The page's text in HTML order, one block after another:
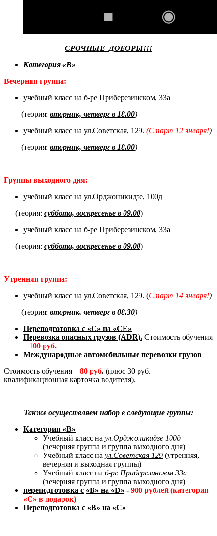
СРОЧНЫЕ ДОБОРЫ!!!
Категория «В»
Вечерняя группа:
учебный класс на б-ре Приберезинском, 33а
(теория: вторник, четверг в 18.00)
учебный класс на ул.Советская, 129. (Старт 12 января!)
(теория: вторник, четверг в 18.00)
Группы выходного дня:
учебный класс на ул.Орджоникидзе, 100д
(теория: суббота, воскресенье в 09.00)
учебный класс на б-ре Приберезинском, 33а
(теория: суббота, воскресенье в 09.00)
Утренняя группа:
учебный класс на ул.Советская, 129. (Старт 14 января!)
(теория: вторник, четверг в 08.30)
Переподготовка с «С» на «СЕ»
Перевозка опасных грузов (АDR). Стоимость обучения
– 100 руб.
Международные автомобильные перевозки грузов
Стоимость обучения – 80 руб. (плюс 30 руб. –
квалификационная карточка водителя).
Также осуществляем набор в следующие группы:
Категория «В»
Учебный класс на ул.Орджоникидзе 100д
(вечерняя группа и группа выходного дня)
Учебный класс на ул.Советская 129 (утренняя,
вечерняя и выходная группы)
Учебный класс на б-ре Приберезинском 33а
(вечерняя группа и группа выходного дня)
переподготовка с «В» на «D» - 900 рублей (категория
«С» в подарок)
Переподготовка с «В» на «С»